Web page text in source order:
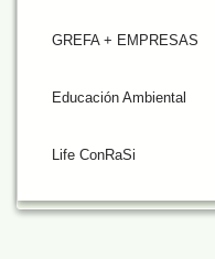
GREFA + EMPRESAS
Educación Ambiental
Life ConRaSi